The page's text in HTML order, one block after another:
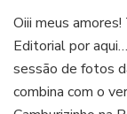
Oiii meus
Editorial por
sessão de fotos
combina com o